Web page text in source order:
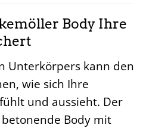
Body Ihre
Unterkörpers kann den
wie sich Ihre
und aussieht. Der
Body mit